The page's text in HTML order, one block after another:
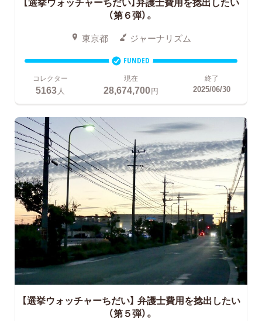
（第６弾）。
東京都 ジャーナリズム
FUNDED
コレクター
5163 人
現在
28,674,700円
終了
2025/06/30
【選挙ウォッチャーちだい】 弁護士費用を捻出したい
（第５弾）。